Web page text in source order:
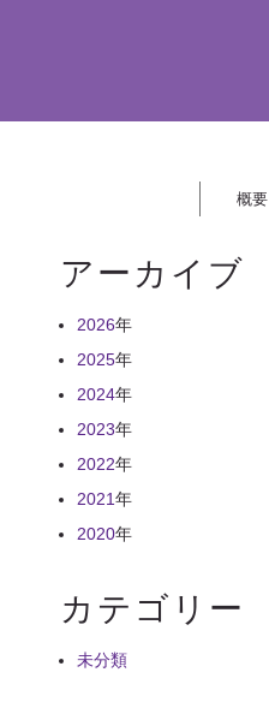
概要
アーカイブ
2026年
2025年
2024年
2023年
2022年
2021年
2020年
カテゴリー
未分類